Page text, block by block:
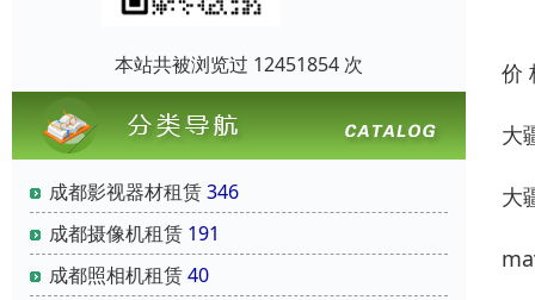
本站共被浏览过 12451854 次
成都影视器材租赁346
成都摄像机租赁 191
成都照相机租赁40
价
大
大